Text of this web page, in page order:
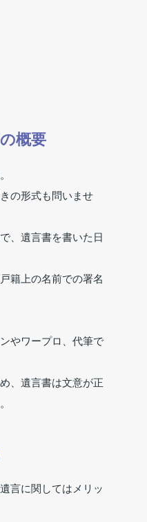
概要
の形式も問いませ
、遺言書を書いた日
籍上の名前での署名
やワープロ、代筆で
、遺言書は文意が正
言に関してはメリッ